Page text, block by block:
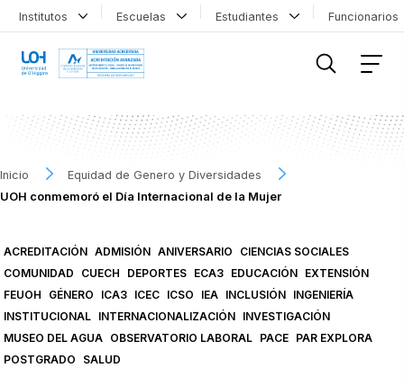
Institutos Escuelas Estudiantes
Inicio
Equidad de Genero y Diversidades
UOH conmemoró el Día Internacional de la Mujer
ACREDITACIÓN ADMISIÓN ANIVERSARIO
CIENCIAS SOCIALES
COMUNIDAD
CUECH DEPORTES ECA3 EDUCACIÓN EXTENSIÓN
FEUOH
GÉNERO ICA3 ICEC ICSO IEA INCLUSIÓN INGENIERÍA
INSTITUCIONAL INTERNACIONALIZACIÓN INVESTIGACIÓN
MUSEO DEL AGUA OBSERVATORIO LABORAL PACE PAR EXPLORA
POSTGRADO
SALUD